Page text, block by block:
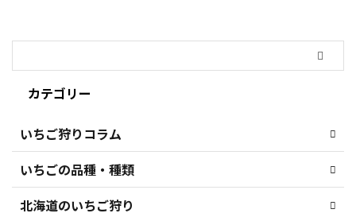
カテゴリー
いちご狩りコラム
いちごの品種・種類
北海道のいちご狩り